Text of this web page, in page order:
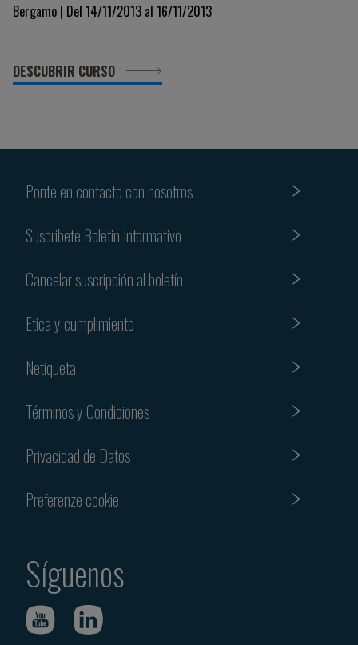
Bergamo | Del 14/11/2013 al 16/11/2013
DESCUBRIR CURSO
Ponte en contacto con nosotros
Suscribete Boletin Informativo
Cancelar suscripción al boletín
Etica y cumplimiento
Netiqueta
Términos y Condiciones
Privacidad de Datos
Preferenze cookie
Síguenos